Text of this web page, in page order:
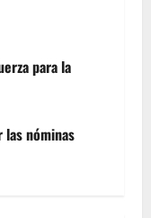
para la
nóminas